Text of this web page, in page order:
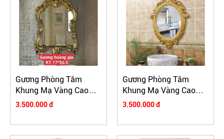
Gương Phòng Tắm
Khung Mạ Vàng Cao
Cấp HDG02
3.500.000 đ
Gương Phòng Tắm
Khung Mạ Vàng Cao
Cấp HDG01
3.500.000 đ